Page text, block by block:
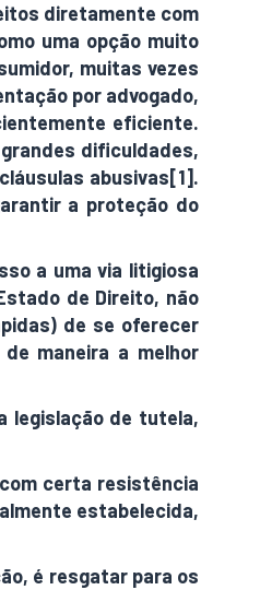
diretamente com
uma opção muito
muitas vezes
por advogado,
eficiente.
dificuldades,
abusivas[1].
a proteção do
a uma via litigiosa
de Direito, não
de se oferecer
maneira a melhor
legislação de tutela,
certa resistência
estabelecida,
é resgatar para os